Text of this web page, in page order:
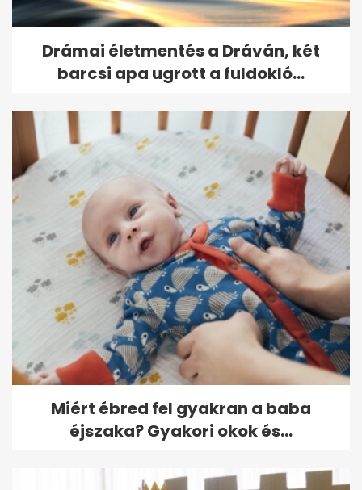
Drámai életmentés a Dráván, két
barcsi apa ugrott a fuldokló...
Miért ébred fel gyakran a baba
éjszaka? Gyakori okok és...